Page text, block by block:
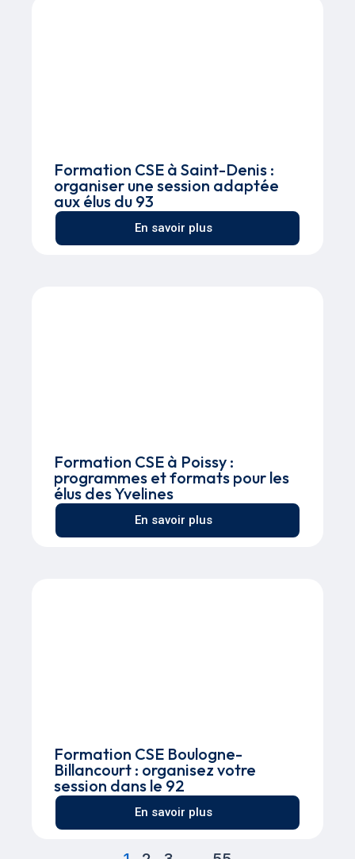
Formation CSE à Saint-Denis :
organiser une session adaptée
aux élus du 93
En savoir plus
Formation CSE à Poissy :
programmes et formats pour les
élus des Yvelines
En savoir plus
Formation CSE Boulogne-
Billancourt : organisez votre
session dans le 92
En savoir plus